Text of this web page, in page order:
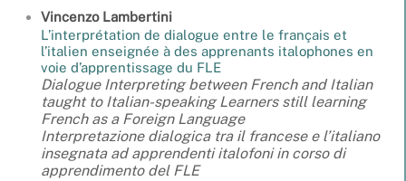
Vincenzo Lambertini
L’interprétation de dialogue entre le français et
l’italien enseignée à des apprenants italophones en
voie d’apprentissage du FLE
Dialogue Interpreting between French and Italian
taught to Italian-speaking Learners still learning
French as a Foreign Language
Interpretazione dialogica tra il francese e l’italiano
insegnata ad apprendenti italofoni in corso di
apprendimento del FLE